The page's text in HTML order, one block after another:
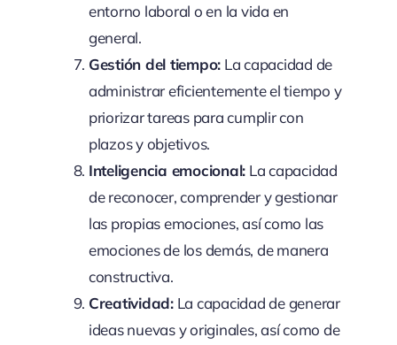
entorno laboral o en la vida en
general.
Gestión del tiempo: La capacidad de
administrar eficientemente el tiempo y
priorizar tareas para cumplir con
plazos y objetivos.
Inteligencia emocional: La capacidad
de reconocer, comprender y gestionar
las propias emociones, así como las
emociones de los demás, de manera
constructiva.
Creatividad:La capacidad de generar
ideas nuevas y originales, así como de